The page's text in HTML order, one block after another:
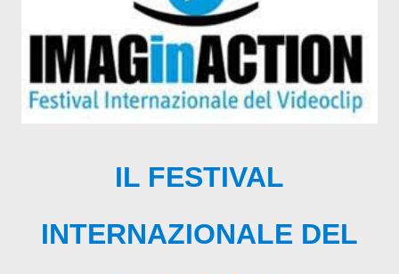
IL FESTIVAL
INTERNAZIONALE DEL